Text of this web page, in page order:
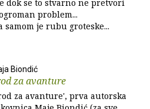
dok se to stvarno ne pretvori
problem...
samom je rubu groteske...
Biondić
za avanture
za avanture', prva autorska